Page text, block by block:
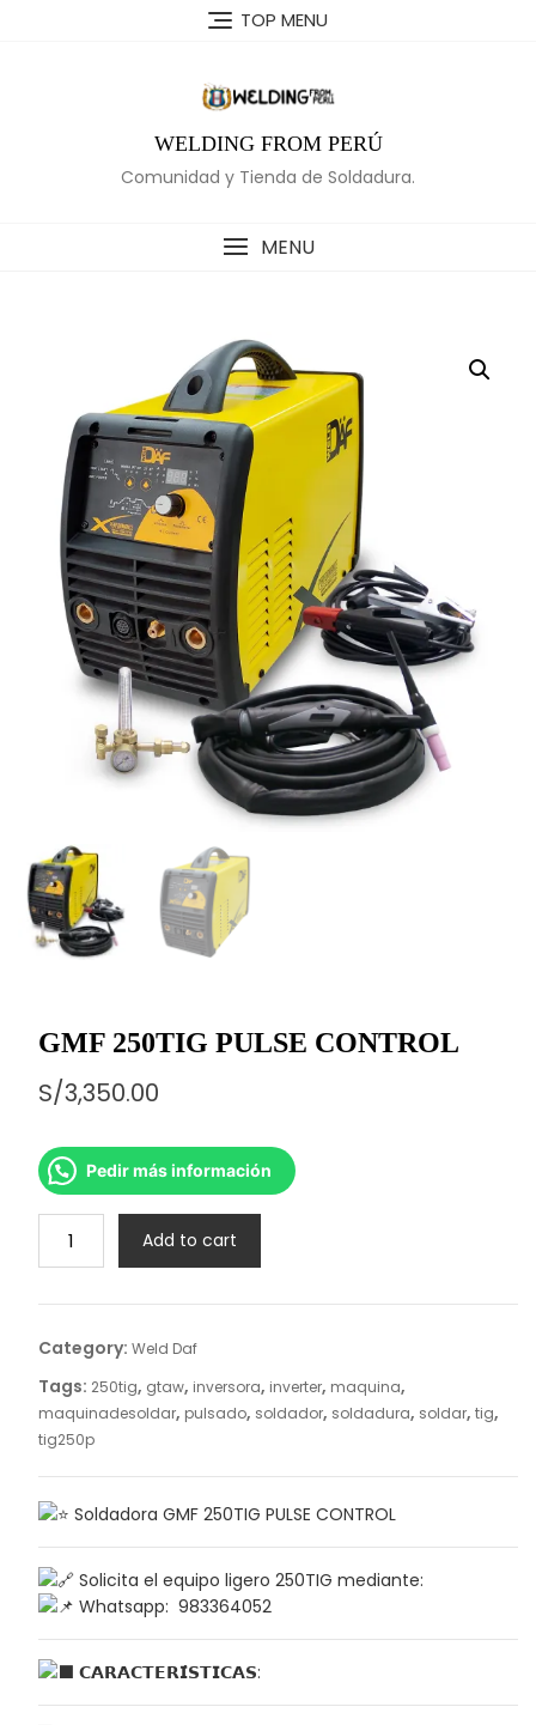
TOP MENU
WELDING FROM PERÚ
Comunidad y Tienda de Soldadura.
MENU
GMF 250TIG PULSE CONTROL
S/3,350.00
Pedir más información
250TIG
CONTROL
quantity
Add to cart
Category: Weld Daf
Tags: 250tig, gtaw, inversora, inverter, maquina,
maquinadesoldar, pulsado, soldador, soldadura, soldar, tig,
tig250p
Soldadora GMF 250TIG PULSE CONTROL
Solicita el equipo ligero 250TIG mediante:
Whatsapp: 983364052
𝗖𝗔𝗥𝗔𝗖𝗧𝗘𝗥𝗜́𝗦𝗧𝗜𝗖𝗔𝗦: